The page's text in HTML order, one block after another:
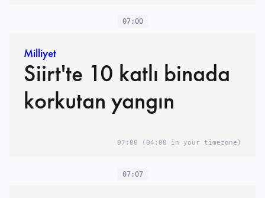
07:00
Milliyet
Siirt'te 10 katlı binada
korkutan yangın
07:00 (04:00 in your timezone)
07:07